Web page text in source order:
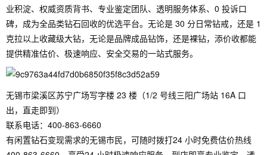
业积淀、权威资质背书、专业鉴定团队、透明服务体系、0 投诉口
碑，成为全品类钻石回收的优选平台。无论是 30 分日常钻戒，还是 1
克拉以上收藏级大钻，无论是品牌成品钻饰，还是裸钻，添价收都能
提供精准估价、极速响应、安全交易的一站式服务。
无锡市梁溪区苏宁广场写字楼 23 楼（1/2 号线三阳广场站 16A 口
出，直走即到）
联系电话：400-863-6660
有闲置钻石变现需求的无锡市民，可随时拨打24 小时免费估价热线